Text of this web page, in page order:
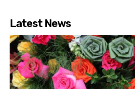
Latest News